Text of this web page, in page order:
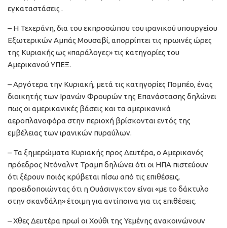
εγκαταστάσεις .
– Η Τεχεράνη, δια του εκπροσώπου του ιρανικού υπουργείου
Εξωτερικών Αμπάς Μουσαβί, απορρίπτει τις πρωινές ώρες
της Κυριακής ως «παράλογες» τις κατηγορίες του
Αμερικανού ΥΠΕΞ.
– Αργότερα την Κυριακή, μετά τις κατηγορίες Πομπέο, ένας
διοικητής των Ιρανών Φρουρών της Επανάστασης δηλώνει
πως οι αμερικανικές βάσεις και τα αμερικανικά
αεροπλανοφόρα στην περιοχή βρίσκονται εντός της
εμβέλειας των ιρανικών πυραύλων.
– Τα ξημερώματα Κυριακής προς Δευτέρα, ο Αμερικανός
πρόεδρος Ντόναλντ Τραμπ δηλώνει ότι οι ΗΠΑ πιστεύουν
ότι ξέρουν ποιός κρύβεται πίσω από τις επιθέσεις,
προειδοποιώντας ότι η Ουάσινγκτον είναι «με το δάκτυλο
στην σκανδάλη» έτοιμη για αντίποινα για τις επιθέσεις.
– Χθες Δευτέρα πρωί οι Χούθι της Υεμένης ανακοινώνουν